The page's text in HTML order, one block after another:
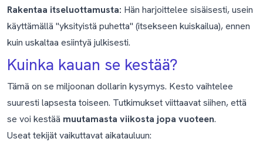
Rakentaa itseluottamusta: Hän harjoittelee sisäisesti, usein
käyttämällä "yksityistä puhetta" (itsekseen kuiskailua), ennen
kuin uskaltaa esiintyä julkisesti.
Kuinka kauan se kestää?
Tämä on se miljoonan dollarin kysymys. Kesto vaihtelee
suuresti lapsesta toiseen. Tutkimukset viittaavat siihen, että
se voi kestää muutamasta viikosta jopa vuoteen.
Useat tekijät vaikuttavat aikatauluun: